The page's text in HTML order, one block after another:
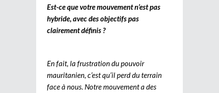
Est-ce que votre mouvement n’est pas
hybride, avec des objectifs pas
clairement définis ?
En fait, la frustration du pouvoir
mauritanien, c’est qu’il perd du terrain
face à nous. Notre mouvement a des